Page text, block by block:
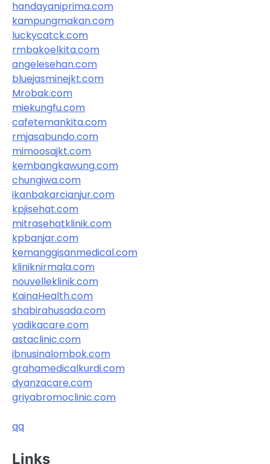
handayaniprima.com
kampungmakan.com
luckycatck.com
rmbakoelkita.com
angelesehan.com
bluejasminejkt.com
Mrobak.com
miekungfu.com
cafetemankita.com
rmjasabundo.com
mimoosajkt.com
kembangkawung.com
chungiwa.com
ikanbakarcianjur.com
kpjisehat.com
mitrasehatklinik.com
kpbanjar.com
kemanggisanmedical.com
kliniknirmala.com
nouvelleklinik.com
KainaHealth.com
shabirahusada.com
yadikacare.com
astaclinic.com
ibnusinalombok.com
grahamedicalkurdi.com
dyanzacare.com
griyabromoclinic.com
qq
Links